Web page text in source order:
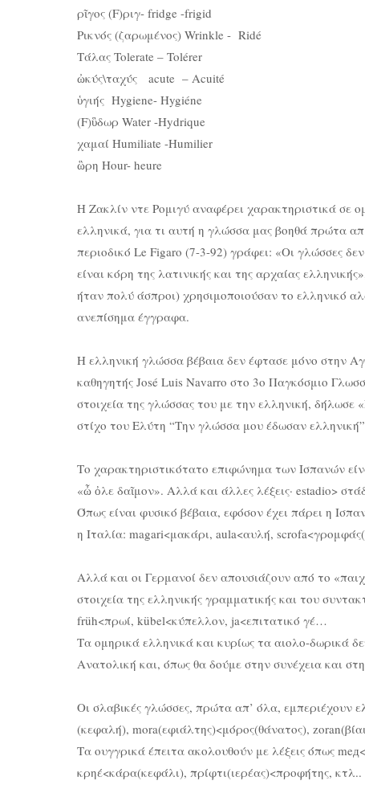
ρῖγος (F)ριγ- fridge -frigid
Ρικνός (ζαρωμένος) Wrinkle - Ridé
Τάλας Tolerate – Tolérer
ὠκύς\ταχύς acute – Acuité
ὑγιής Hygiene- Hygiéne
(F)ὓδωρ Water -Hydrique
χαμαί Humiliate -Humilier
ὣρη Hour- heure
Η Ζακλίν ντε Ρομιγύ αναφέρει χαρακτηριστικά σε
ελληνικά, για τι αυτή η γλώσσα μας βοηθά πρώτα
περιοδικό Le Figaro (7-3-92) γράφει: «Οι γλώσσες
είναι κόρη της λατινικής και της αρχαίας
ήταν πολύ άσπροι) χρησιμοποιούσαν το ελληνικό
ανεπίσημα έγγραφα.
Η ελληνική γλώσσα βέβαια δεν έφτασε μόνο στην
καθηγητής José Luis Navarro στο 3ο Παγκόσμιο
στοιχεία της γλώσσας του με την ελληνική, δήλωσε
στίχο του Ελύτη “Την γλώσσα μου έδωσαν
Το χαρακτηριστικότατο επιφώνημα των Ισπανών
«ὦ ὀλε δαῖμον». Αλλά και άλλες λέξεις· estadio>
Όπως είναι φυσικό βέβαια, εφόσον έχει πάρει η
η Ιταλία: magari<μακάρι, aula<αυλή,
Αλλά και οι Γερμανοί δεν απουσιάζουν από το
στοιχεία της ελληνικής γραμματικής και του
früh<πρωί, kübel<κύπελλον, ja<επιτατικό γέ…
Τα ομηρικά ελληνικά και κυρίως τα αιολο-δωρικά
Ανατολική και, όπως θα δούμε στην συνέχεια και
Οι σλαβικές γλώσσες, πρώτα απ’ όλα, εμπεριέχουν
(κεφαλή), mora(εφιάλτης)<μόρος(θάνατος),
Τα ουγγρικά έπειτα ακολουθούν με λέξεις όπως
κρηέ<κάρα(κεφάλι), πρίφτι(ιερέας)<προφήτης, κτλ..